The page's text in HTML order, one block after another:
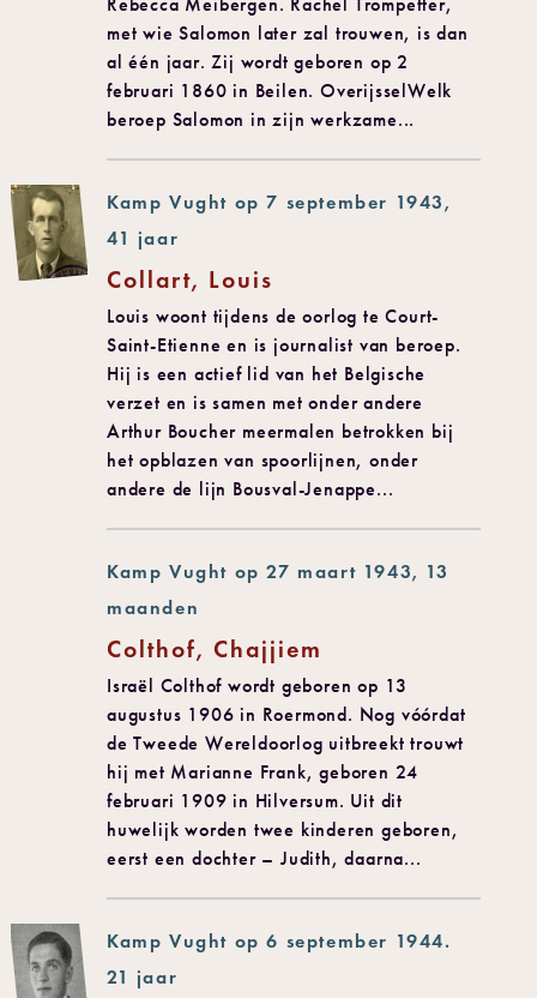
met wie Salomon later zal trouwen, is dan
al één jaar. Zij wordt geboren op 2
februari 1860 in Beilen. OverijsselWelk
beroep Salomon in zijn werkzame...
Kamp Vught op 7 september 1943,
41 jaar
Collart, Louis
Louis woont tijdens de oorlog te Court-
Saint-Etienne en is journalist van beroep.
Hij is een actief lid van het Belgische
verzet en is samen met onder andere
Arthur Boucher meermalen betrokken bij
het opblazen van spoorlijnen, onder
andere de lijn Bousval-Jenappe...
Kamp Vught op 27 maart 1943, 13
maanden
Colthof, Chajjiem
Israël Colthof wordt geboren op 13
augustus 1906 in Roermond. Nog vóórdat
de Tweede Wereldoorlog uitbreekt trouwt
hij met Marianne Frank, geboren 24
februari 1909 in Hilversum. Uit dit
huwelijk worden twee kinderen geboren,
eerst een dochter – Judith, daarna...
Kamp Vught op 6 september 1944.
21 jaar